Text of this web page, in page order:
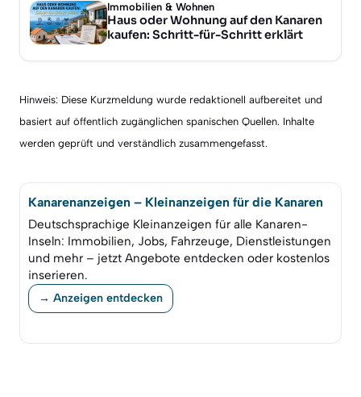
Immobilien & Wohnen
Haus oder Wohnung auf den Kanaren
kaufen: Schritt-für-Schritt erklärt
Hinweis: Diese Kurzmeldung wurde redaktionell aufbereitet und
basiert auf öffentlich zugänglichen spanischen Quellen. Inhalte
werden geprüft und verständlich zusammengefasst.
Kanarenanzeigen – Kleinanzeigen für die Kanaren
Deutschsprachige Kleinanzeigen für alle Kanaren-
Inseln: Immobilien, Jobs, Fahrzeuge, Dienstleistungen
und mehr – jetzt Angebote entdecken oder kostenlos
inserieren.
→ Anzeigen entdecken